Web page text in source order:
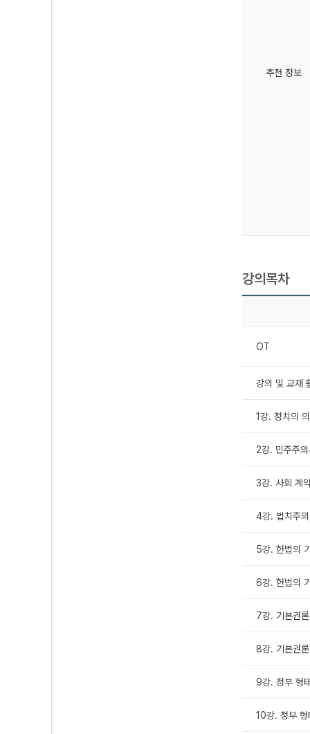
추천 정보
강의목차
OT
강의 및 교재
1강. 정치의
2강. 민주주
3강. 사회 계
4강. 법치주의
5강. 헌법의
6강. 헌법의
7강. 기본권
8강. 기본권
9강. 정부 형
10강. 정부